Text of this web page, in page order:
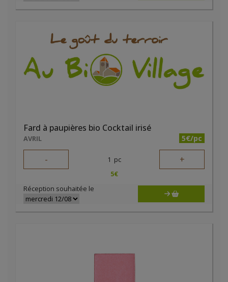
Fard à paupières bio Cocktail irisé
AVRIL 5€/pc
- 1 pc +
5€
Réception souhaitée le